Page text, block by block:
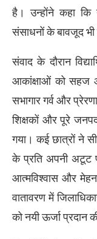
है। उन्होंने कहा कि
संसाधनों के बावजूद भी
संवाद के दौरान
आकांक्षाओं को सहज
सभागार गर्व और
शिक्षकों और पूरे
गया। कई छात्रों ने
के प्रति अपनी अटूट
आत्मविश्वास और
वातावरण में
को नयी ऊर्जा प्रदान